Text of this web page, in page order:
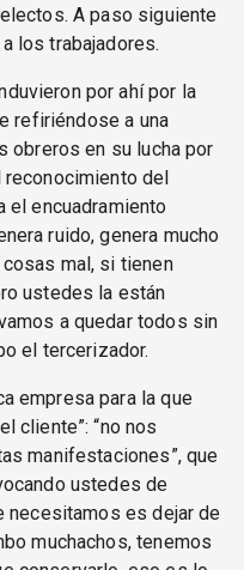
A paso siguiente
los trabajadores.
por ahí por la
refiriéndose a una
obreros en su lucha por
reconocimiento del
el encuadramiento
ruido, genera mucho
mal, si tienen
ustedes la están
a quedar todos sin
el tercerizador.
empresa para la que
cliente”: “no nos
manifestaciones”, que
ustedes de
necesitamos es dejar de
muchachos, tenemos